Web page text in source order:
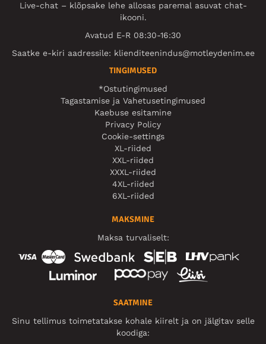
Live-chat – klõpsake lehe allosas paremal asuvat chat-
ikooni.
Avatud E-R 08:30-16:30
Saatke e-kiri aadressile: klienditeenindus@motleydenim.ee
TINGIMUSED
*Ostutingimused
Tagastamise ja Vahetusetingimused
Kaebuse esitamine
Privacy Policy
Cookie-settings
XL-riided
XXL-riided
XXXL-riided
4XL-riided
6XL-riided
MAKSMINE
Maksa turvaliselt:
SAATMINE
Sinu tellimus toimetatakse kohale kiirelt ja on jälgitav selle
koodiga: